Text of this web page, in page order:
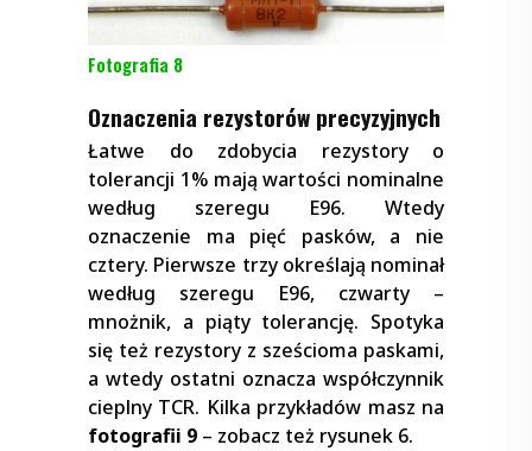
Fotografia 8
Oznaczenia rezystorów precyzyjnych
Łatwe do zdobycia rezystory o
tolerancji 1% mają wartości nominalne
według szeregu E96. Wtedy
oznaczenie ma pięć pasków, a nie
cztery. Pierwsze trzy określają nominał
według szeregu E96, czwarty –
mnożnik, a piąty tolerancję. Spotyka
się też rezystory z sześcioma paskami,
a wtedy ostatni oznacza współczynnik
cieplny TCR. Kilka przykładów masz na
fotografii 9 – zobacz też rysunek 6.